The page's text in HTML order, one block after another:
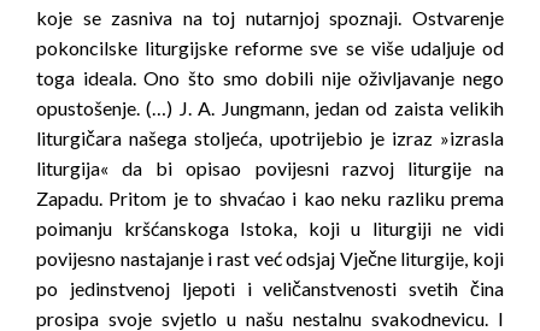
koje se zasniva na toj nutarnjoj spoznaji. Ostvarenje
pokoncilske liturgijske reforme sve se više udaljuje od
toga ideala. Ono što smo dobili nije oživljavanje nego
opustošenje. (…) J. A. Jungmann, jedan od zaista velikih
liturgičara našega stoljeća, upotrijebio je izraz »izrasla
liturgija« da bi opisao povijesni razvoj liturgije na
Zapadu. Pritom je to shvaćao i kao neku razliku prema
poimanju kršćanskoga Istoka, koji u liturgiji ne vidi
povijesno nastajanje i rast već odsjaj Vječne liturgije, koji
po jedinstvenoj ljepoti i veličanstvenosti svetih čina
prosipa svoje svjetlo u našu nestalnu svakodnevicu. I